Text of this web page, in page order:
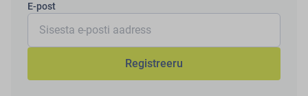
E-post
Registreeru